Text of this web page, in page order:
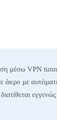
μέσω VPN
άκρο με